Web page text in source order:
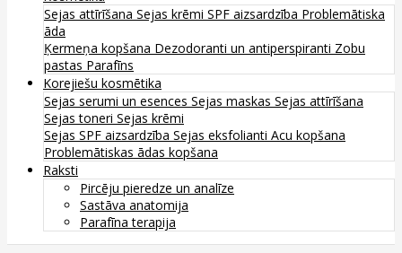
Sejas attīrīšana Sejas krēmi SPF aizsardzība Problemātiska
āda
Ķermeņa kopšana Dezodoranti un antiperspiranti Zobu
pastas Parafīns
Korejiešu kosmētika
Sejas serumi un esences Sejas maskas Sejas attīrīšana
Sejas toneri Sejas krēmi
Sejas SPF aizsardzība Sejas eksfolianti Acu kopšana
Problemātiskas ādas kopšana
Raksti
Pircēju pieredze un analīze
Sastāva anatomija
Parafīna terapija